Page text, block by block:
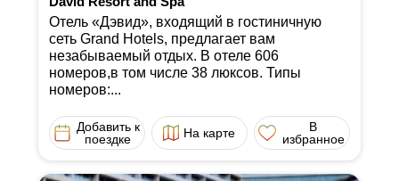
Отель «Дэвид», входящий в гостиничную
сеть Grand Hotels, предлагает вам
незабываемый отдых. В отеле 606
номеров,в том числе 38 люксов. Типы
номеров:...
Добавить к
поездке
На карте
В
избранное